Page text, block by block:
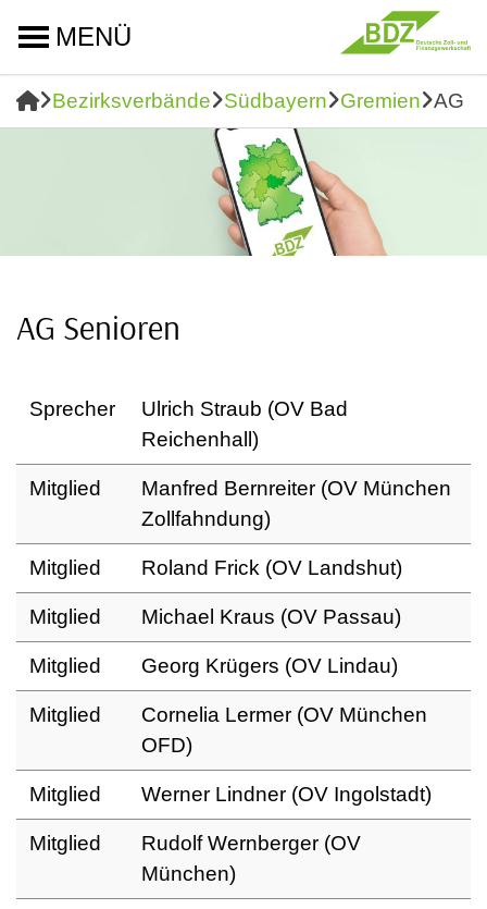
MENÜ
Bezirksverbände Südbayern Gremien AG
AG Senioren
Sprecher
Ulrich Straub (OV Bad
Reichenhall)
Mitglied
Manfred Bernreiter (OV München
Zollfahndung)
Mitglied Roland Frick (OV Landshut)
Mitglied Michael Kraus (OV Passau)
Mitglied Georg Krügers (OV Lindau)
Mitglied
Cornelia Lermer (OV München
OFD)
Mitglied Werner Lindner (OV Ingolstadt)
Mitglied
Rudolf Wernberger (OV
München)